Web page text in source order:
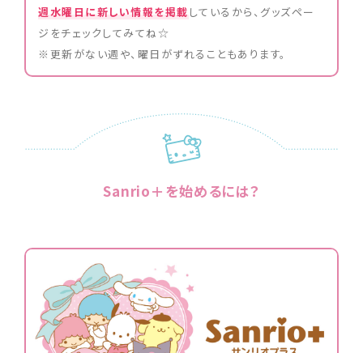
週水曜日に新しい情報を掲載 しているから、グッズペー
ジをチェックしてみてね☆
※更新がない週や、曜日がずれることもあります。
Sanrio＋を始めるには？